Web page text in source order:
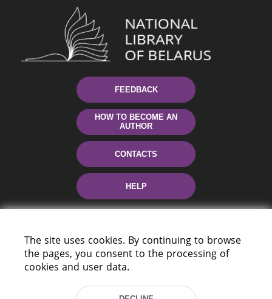
FEEDBACK
HOW TO BECOME AN
AUTHOR
CONTACTS
HELP
The site uses cookies. By continuing to browse
the pages, you consent to the processing of
cookies and user data.